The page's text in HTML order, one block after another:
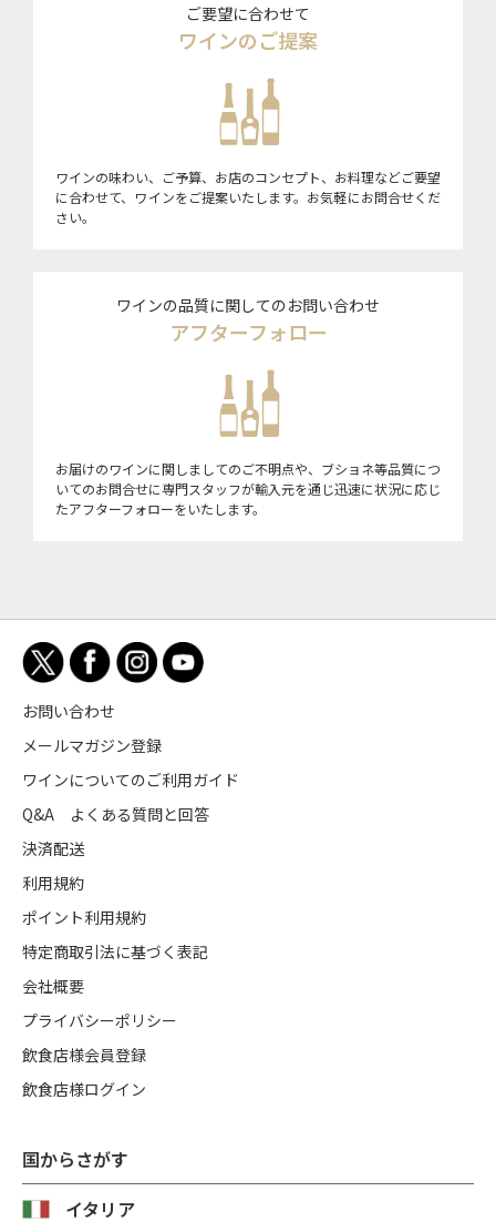
ご要望に合わせて
ワインのご提案
ワインの味わい、ご予算、お店のコンセプト、お料理などご要望
に合わせて、ワインをご提案いたします。お気軽にお問合せくだ
さい。
ワインの品質に関してのお問い合わせ
アフターフォロー
お届けのワインに関しましてのご不明点や、ブショネ等品質につ
いてのお問合せに専門スタッフが輸入元を通じ迅速に状況に応じ
たアフターフォローをいたします。
国からさがす
イタリア
お問い合わせ
メールマガジン登録
ワインについてのご利用ガイド
Q&A よくある質問と回答
決済配送
利用規約
ポイント利用規約
特定商取引法に基づく表記
会社概要
プライバシーポリシー
飲食店様会員登録
飲食店様ログイン